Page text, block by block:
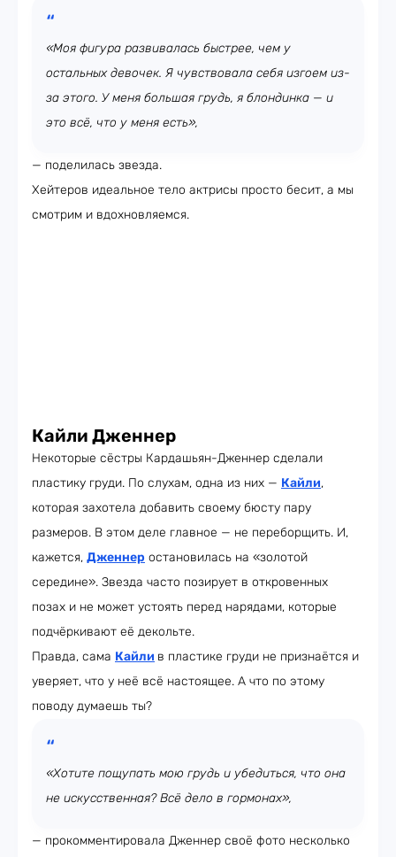
«Моя фигура развивалась быстрее, чем у
остальных девочек. Я чувствовала себя изгоем из-
за этого. У меня большая грудь, я блондинка — и
это всё, что у меня есть»,
— поделилась звезда.
Хейтеров идеальное тело актрисы просто бесит, а мы
смотрим и вдохновляемся.
Кайли Дженнер
Некоторые сёстры Кардашьян-Дженнер сделали
пластику груди. По слухам, одна из них — Кайли,
которая захотела добавить своему бюсту пару
размеров. В этом деле главное — не переборщить. И,
кажется, Дженнер остановилась на «золотой
середине». Звезда часто позирует в откровенных
позах и не может устоять перед нарядами, которые
подчёркивают её декольте.
Правда, сама Кайли в пластике груди не признаётся и
уверяет, что у неё всё настоящее. А что по этому
поводу думаешь ты?
«Хотите пощупать мою грудь и убедиться, что она
не искусственная? Всё дело в гормонах»,
— прокомментировала Дженнер своё фото несколько